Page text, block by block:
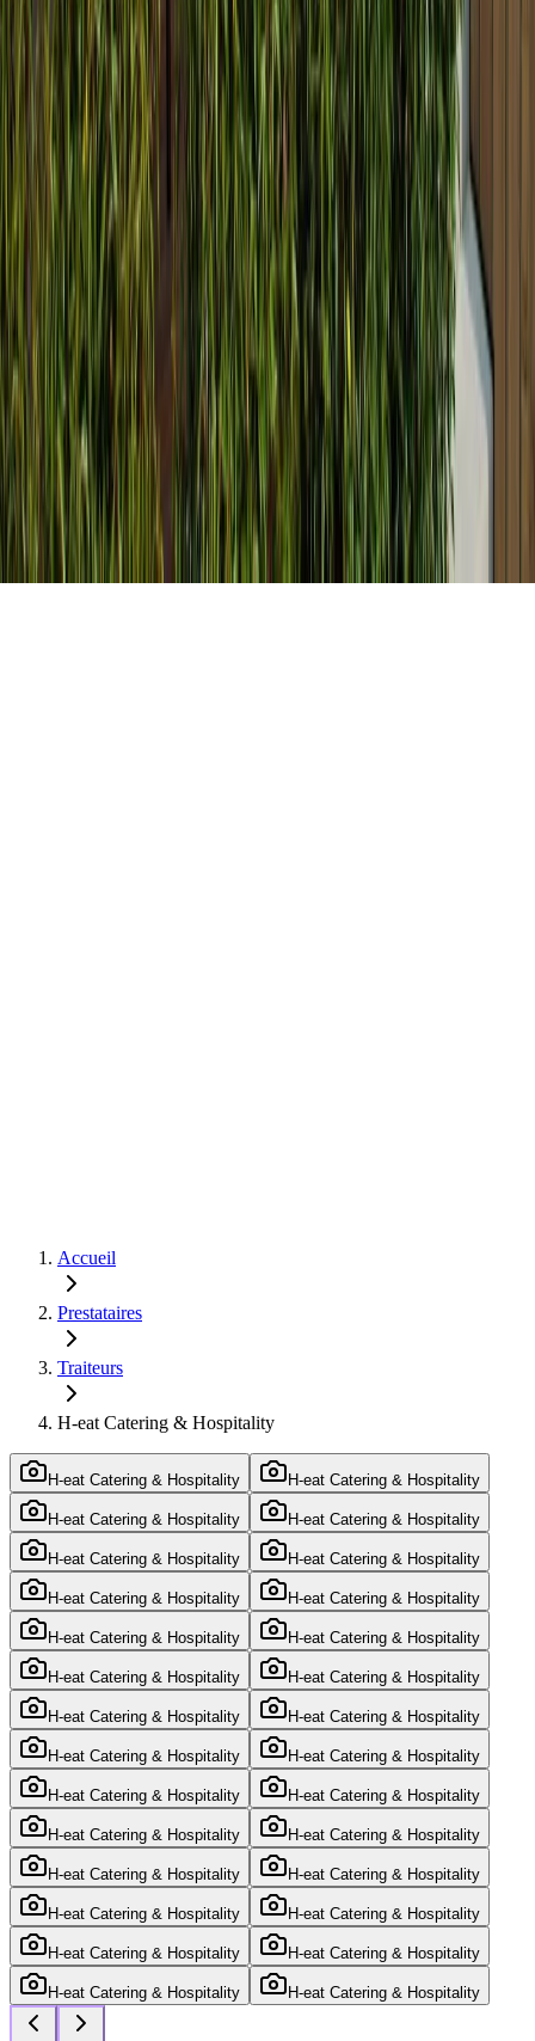
Accueil
Prestataires
Traiteurs
H-eat Catering & Hospitality
H-eat Catering & Hospitality H-eat Catering & Hospitality
H-eat Catering & Hospitality H-eat Catering & Hospitality
H-eat Catering & Hospitality H-eat Catering & Hospitality
H-eat Catering & Hospitality H-eat Catering & Hospitality
H-eat Catering & Hospitality H-eat Catering & Hospitality
H-eat Catering & Hospitality H-eat Catering & Hospitality
H-eat Catering & Hospitality H-eat Catering & Hospitality
H-eat Catering & Hospitality H-eat Catering & Hospitality
H-eat Catering & Hospitality H-eat Catering & Hospitality
H-eat Catering & Hospitality H-eat Catering & Hospitality
H-eat Catering & Hospitality H-eat Catering & Hospitality
H-eat Catering & Hospitality H-eat Catering & Hospitality
H-eat Catering & Hospitality H-eat Catering & Hospitality
H-eat Catering & Hospitality H-eat Catering & Hospitality